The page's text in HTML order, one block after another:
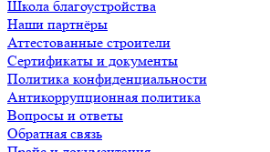
Школа благоустройства
Наши партнёры
Аттестованные строители
Сертификаты и документы
Политика конфиденциальности
Антикоррупционная политика
Вопросы и ответы
Обратная связь